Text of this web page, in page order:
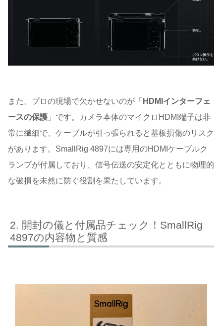
また、プロの現場で欠かせないのが「 HDMIインターフェ
ースの保護 」です。カメラ本体のマイクロHDMI端子は非
常に繊細で、ケーブルが引っ張られると基板損傷のリスク
があります。SmallRig 4897には専用のHDMIケーブルク
ランプが付属しており、信号伝送の安定化とともに物理的
な破損を未然に防ぐ役割を果たしています。
開封の儀と付属品チェック！SmallRig
4897の内容物と質感